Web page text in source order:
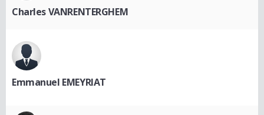
Charles VANRENTERGHEM
Emmanuel EMEYRIAT